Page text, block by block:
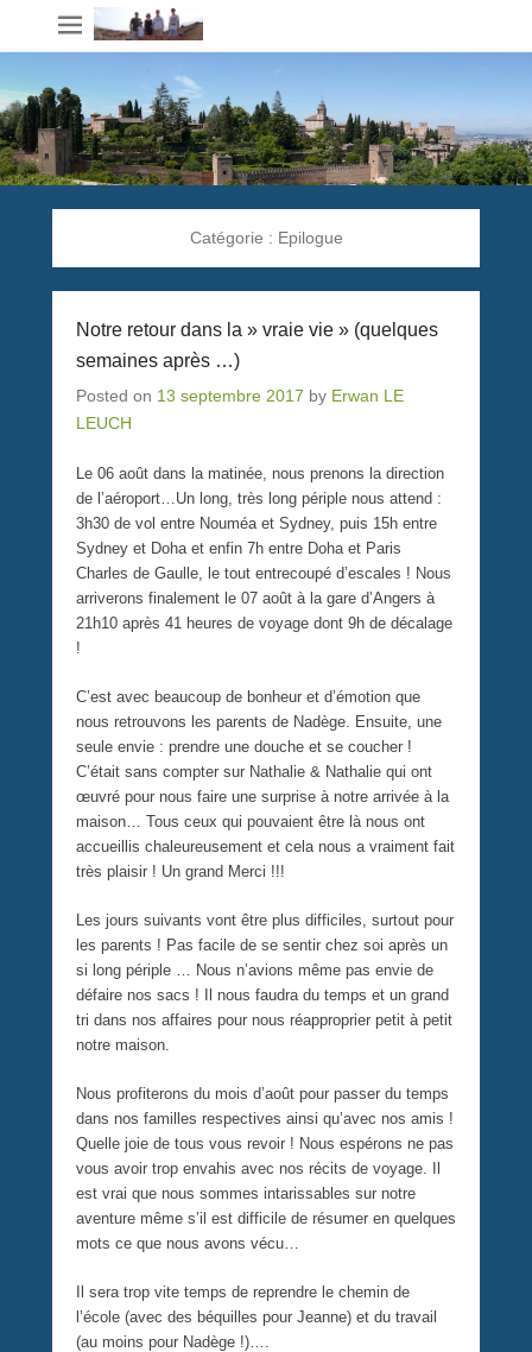
Catégorie : Epilogue
Notre retour dans la » vraie vie » (quelques
semaines après …)
Posted on 13 septembre 2017 by Erwan LE
LEUCH
Le 06 août dans la matinée, nous prenons la direction
de l’aéroport…Un long, très long périple nous attend :
3h30 de vol entre Nouméa et Sydney, puis 15h entre
Sydney et Doha et enfin 7h entre Doha et Paris
Charles de Gaulle, le tout entrecoupé d’escales ! Nous
arriverons finalement le 07 août à la gare d’Angers à
21h10 après 41 heures de voyage dont 9h de décalage
!
C’est avec beaucoup de bonheur et d’émotion que
nous retrouvons les parents de Nadège. Ensuite, une
seule envie : prendre une douche et se coucher !
C’était sans compter sur Nathalie & Nathalie qui ont
œuvré pour nous faire une surprise à notre arrivée à la
maison… Tous ceux qui pouvaient être là nous ont
accueillis chaleureusement et cela nous a vraiment fait
très plaisir ! Un grand Merci !!!
Les jours suivants vont être plus difficiles, surtout pour
les parents ! Pas facile de se sentir chez soi après un
si long périple … Nous n’avions même pas envie de
défaire nos sacs ! Il nous faudra du temps et un grand
tri dans nos affaires pour nous réapproprier petit à petit
notre maison.
Nous profiterons du mois d’août pour passer du temps
dans nos familles respectives ainsi qu’avec nos amis !
Quelle joie de tous vous revoir ! Nous espérons ne pas
vous avoir trop envahis avec nos récits de voyage. Il
est vrai que nous sommes intarissables sur notre
aventure même s’il est difficile de résumer en quelques
mots ce que nous avons vécu…
Il sera trop vite temps de reprendre le chemin de
l’école (avec des béquilles pour Jeanne) et du travail
(au moins pour Nadège !)….